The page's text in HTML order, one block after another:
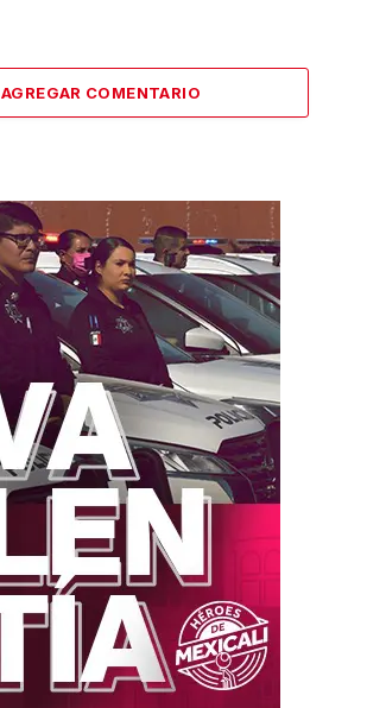
AGREGAR COMENTARIO